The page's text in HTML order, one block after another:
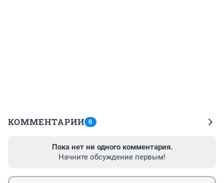
КОММЕНТАРИИ 0
Пока нет ни одного комментария.
Начните обсуждение первым!